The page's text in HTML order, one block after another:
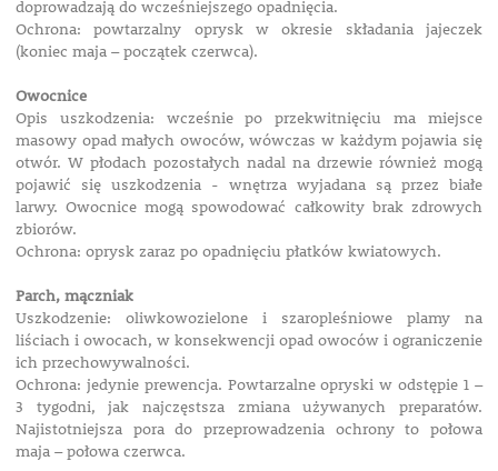
doprowadzają do wcześniejszego opadnięcia.
Ochrona: powtarzalny oprysk w okresie składania jajeczek
(koniec maja – początek czerwca).
Owocnice
Opis uszkodzenia: wcześnie po przekwitnięciu ma miejsce
masowy opad małych owoców, wówczas w każdym pojawia się
otwór. W płodach pozostałych nadal na drzewie również mogą
pojawić się uszkodzenia - wnętrza wyjadana są przez białe
larwy. Owocnice mogą spowodować całkowity brak zdrowych
zbiorów.
Ochrona: oprysk zaraz po opadnięciu płatków kwiatowych.
Parch, mączniak
Uszkodzenie: oliwkowozielone i szaropleśniowe plamy na
liściach i owocach, w konsekwencji opad owoców i ograniczenie
ich przechowywalności.
Ochrona: jedynie prewencja. Powtarzalne opryski w odstępie 1 –
3 tygodni, jak najczęstsza zmiana używanych preparatów.
Najistotniejsza pora do przeprowadzenia ochrony to połowa
maja – połowa czerwca.